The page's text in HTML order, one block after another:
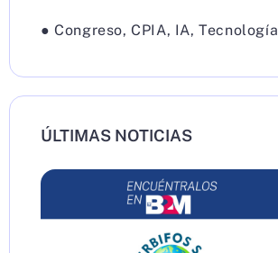
● Congreso, CPIA, IA,Tecnología
ÚLTIMAS NOTICIAS